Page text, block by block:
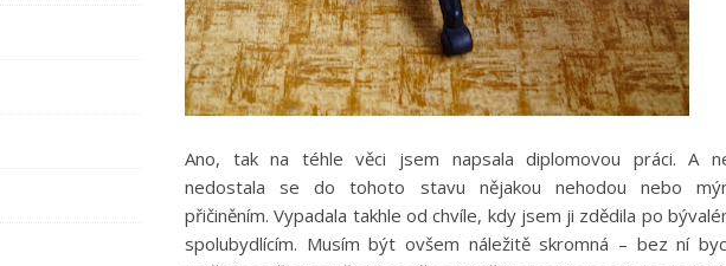
Ano, tak na téhle věci jsem napsala diplomovou práci. A
nedostala se do tohoto stavu nějakou nehodou nebo
přičiněním. Vypadala takhle od chvíle, kdy jsem ji zdědila po
spolubydlícím. Musím být ovšem náležitě skromná – bez ní